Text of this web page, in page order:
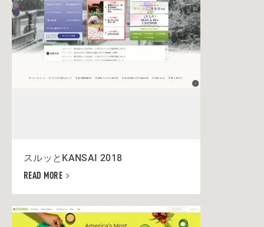
スルッとKANSAI 2018
READ MORE